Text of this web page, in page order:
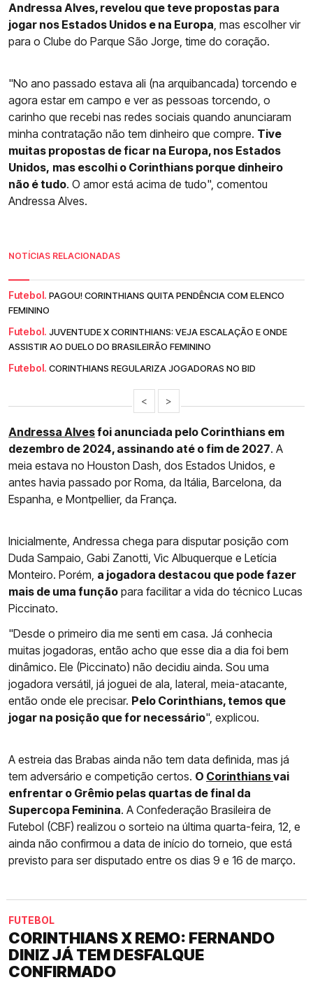
Andressa Alves, revelou que teve propostas para
jogar nos Estados Unidos e na Europa, mas escolher vir
para o Clube do Parque São Jorge, time do coração.
"No ano passado estava ali (na arquibancada) torcendo e
agora estar em campo e ver as pessoas torcendo, o
carinho que recebi nas redes sociais quando anunciaram
minha contratação não tem dinheiro que compre. Tive
muitas propostas de ficar na Europa, nos Estados
Unidos, mas escolhi o Corinthians porque dinheiro
não é tudo. O amor está acima de tudo", comentou
Andressa Alves.
NOTÍCIAS RELACIONADAS
Futebol. PAGOU! CORINTHIANS QUITA PENDÊNCIA COM ELENCO
FEMININO
Futebol. JUVENTUDE X CORINTHIANS: VEJA ESCALAÇÃO E ONDE
ASSISTIR AO DUELO DO BRASILEIRÃO FEMININO
Futebol. CORINTHIANS REGULARIZA JOGADORAS NO BID
< >
Andressa Alvesfoi anunciada pelo Corinthians em
dezembro de 2024, assinando até o fim de 2027. A
meia estava no Houston Dash, dos Estados Unidos, e
antes havia passado por Roma, da Itália, Barcelona, da
Espanha, e Montpellier, da França.
Inicialmente, Andressa chega para disputar posição com
Duda Sampaio, Gabi Zanotti, Vic Albuquerque e Letícia
Monteiro. Porém, a jogadora destacou que pode fazer
mais de uma função para facilitar a vida do técnico Lucas
Piccinato.
"Desde o primeiro dia me senti em casa. Já conhecia
muitas jogadoras, então acho que esse dia a dia foi bem
dinâmico. Ele (Piccinato) não decidiu ainda. Sou uma
jogadora versátil, já joguei de ala, lateral, meia-atacante,
então onde ele precisar. Pelo Corinthians, temos que
jogar na posição que for necessário", explicou.
A estreia das Brabas ainda não tem data definida, mas já
tem adversário e competição certos. O Corinthiansvai
enfrentar o Grêmio pelas quartas de final da
Supercopa Feminina. A Confederação Brasileira de
Futebol (CBF) realizou o sorteio na última quarta-feira, 12, e
ainda não confirmou a data de início do torneio, que está
previsto para ser disputado entre os dias 9 e 16 de março.
FUTEBOL
CORINTHIANS X REMO: FERNANDO
DINIZ JÁ TEM DESFALQUE
CONFIRMADO